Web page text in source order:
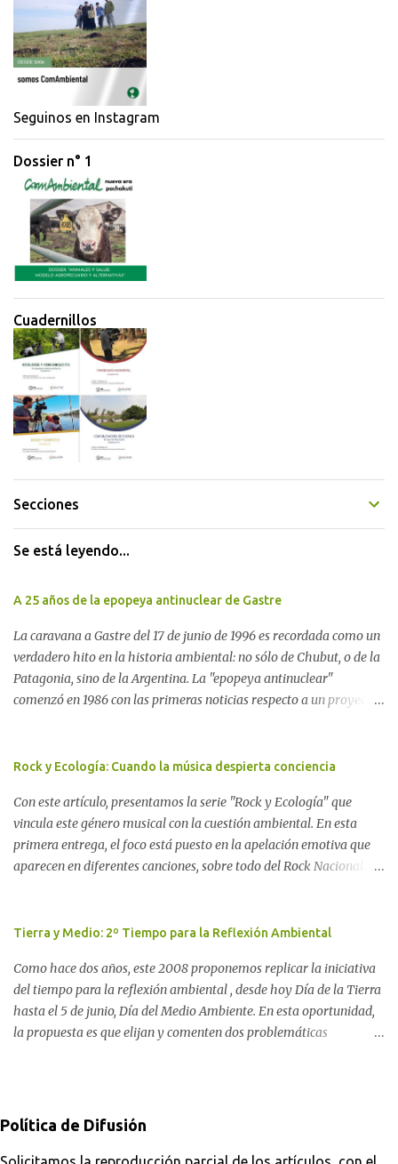
t
a
i
o
s
Seguinos en Instagram
Dossier n° 1
Cuadernillos
Secciones
Se está leyendo...
A 25 años de la epopeya antinuclear de Gastre
La caravana a Gastre del 17 de junio de 1996 es recordada como un
verdadero hito en la historia ambiental: no sólo de Chubut, o de la
Patagonia, sino de la Argentina. La "epopeya antinuclear"
comenzó en 1986 con las primeras noticias respecto a un proyecto
proyecto legislativo nacional al respecto. En este artículo, la
Movimiento Antinuclear de Chubut (MACH) liderada por Javier
Rodríguez Pardo, como una lección de rebelión democrática
territorial frente a las imposiciones de la tecnocracia nuclear
globalizada. Dossier N° 3 "La crisis nuclear en el mundo. A 10 años
Dukal.
Rock y Ecología: Cuando la música despierta conciencia
Con este artículo, presentamos la serie "Rock y Ecología" que
vincula este género musical con la cuestión ambiental. En esta
primera entrega, el foco está puesto en la apelación emotiva que
aparecen en diferentes canciones, sobre todo del Rock Nacional.
Carolina Aponte La Madre Tierra se escucha en las canciones del
Tierra y Medio: 2º Tiempo para la Reflexión Ambiental
Como hace dos años, este 2008 proponemos replicar la iniciativa
del tiempo para la reflexión ambiental , desde hoy Día de la Tierra
hasta el 5 de junio, Día del Medio Ambiente. En esta oportunidad,
la propuesta es que elijan y comenten dos problemáticas
la toma de conciencia es un factor imprescindible. Por ello, además
observación de medios, buscamos fomentar una opinión pública
Política de Difusión